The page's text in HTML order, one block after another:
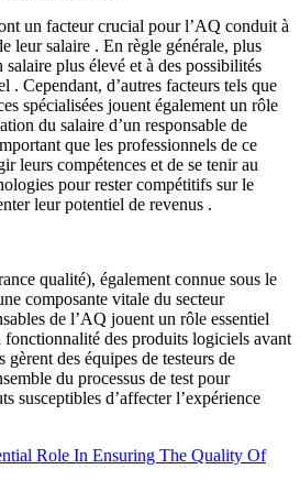
un facteur crucial pour l’AQ conduit à
leur salaire . En règle générale, plus
plus élevé et à des possibilités
. Cependant, d’autres facteurs tels que
spécialisées jouent également un rôle
du salaire d’un responsable de
que les professionnels de ce
leurs compétences et de se tenir au
pour rester compétitifs sur le
leur potentiel de revenus .
qualité), également connue sous le
composante vitale du secteur
de l’AQ jouent un rôle essentiel
fonctionnalité des produits logiciels avant
des équipes de testeurs de
du processus de test pour
susceptibles d’affecter l’expérience